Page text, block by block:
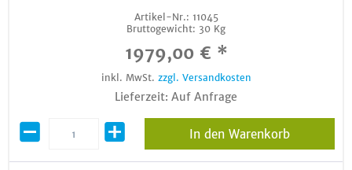
Artikel-Nr.: 11045
Bruttogewicht: 30 Kg
1979,00 € *
inkl. MwSt. zzgl. Versandkosten
Lieferzeit: Auf Anfrage
In den Warenkorb